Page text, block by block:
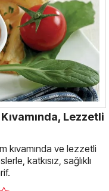
Lezzetli
kıvamında ve lezzetli
katkısız, sağlıklı